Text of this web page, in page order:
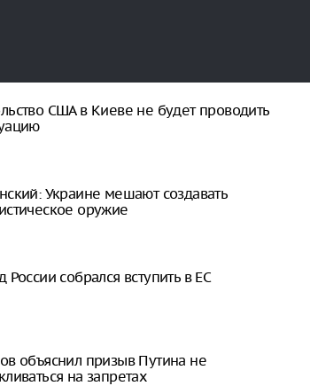
США в Киеве не будет проводить
Украине мешают создавать
оружие
России собрался вступить в ЕС
объяснил призыв Путина не
на запретах